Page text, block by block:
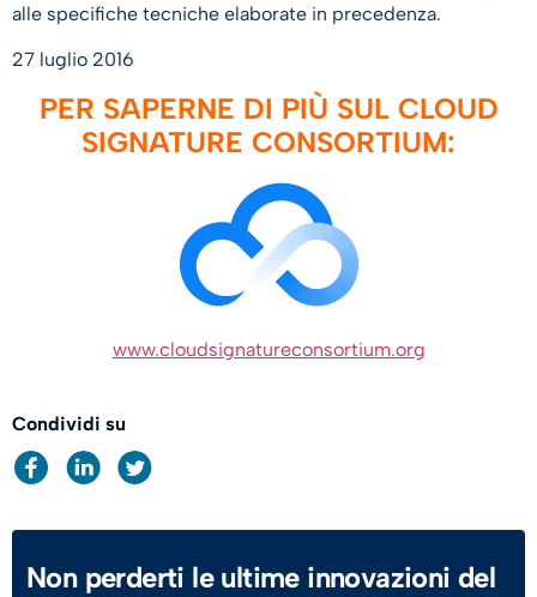
alle specifiche tecniche elaborate in precedenza.
27 luglio 2016
PER SAPERNE DI PIÙ SUL CLOUD
SIGNATURE CONSORTIUM:
www.cloudsignatureconsortium.org
Condividi su
Non perderti le ultime innovazioni del